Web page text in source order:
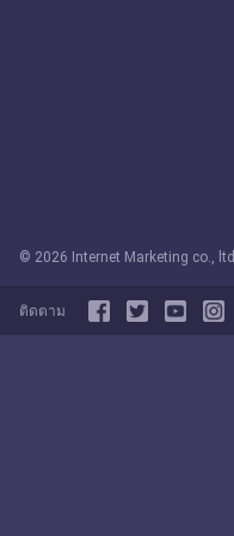
© 2026 Internet Marketing co., ltd
ติดตาม